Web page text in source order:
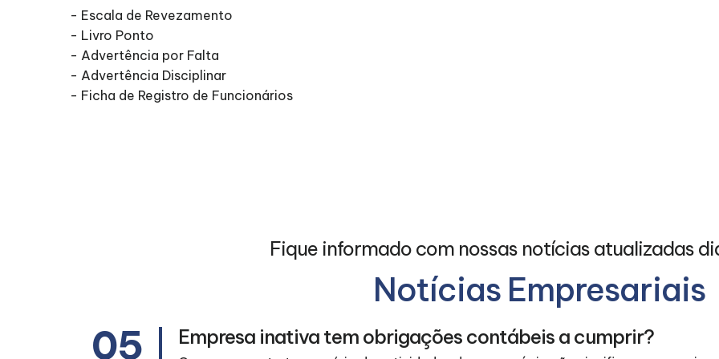
- Escala de Revezamento
- Livro Ponto
- Advertência por Falta
- Advertência Disciplinar
- Ficha de Registro de Funcionários
Fique informado com nossas notícias atualizadas
Notícias Empresariais
05 Empresa inativa tem obrigações contábeis a cumprir?